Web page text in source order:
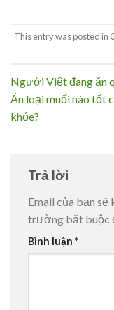
This entry was posted in
Người Việt đang ăn
Ăn loại muối nào tốt
khỏe?
Trả lời
Email của bạn sẽ
trường bắt buộc
Bình luận *